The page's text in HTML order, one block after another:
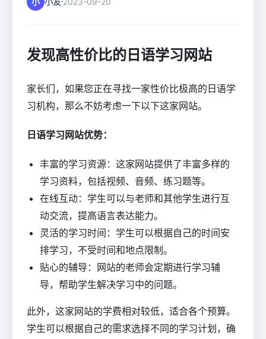
发现高性价比的日语学习网站
家长们，如果您正在寻找一家性价比极高的日语学
习机构，那么不妨考虑一下以下这家网站。
日语学习网站优势：
丰富的学习资源：这家网站提供了丰富多样的
学习资料，包括视频、音频、练习题等。
在线互动：学生可以与老师和其他学生进行互
动交流，提高语言表达能力。
灵活的学习时间：学生可以根据自己的时间安
排学习，不受时间和地点限制。
贴心的辅导：网站的老师会定期进行学习辅
导，帮助学生解决学习中的问题。
此外，这家网站的学费相对较低，适合各个预算。
学生可以根据自己的需求选择不同的学习计划，确